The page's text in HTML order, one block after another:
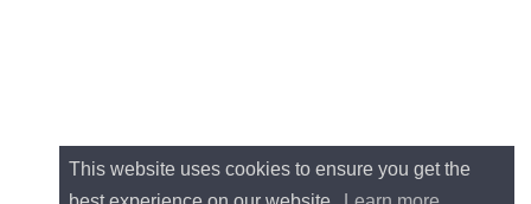
This website uses cookies to ensure you get the